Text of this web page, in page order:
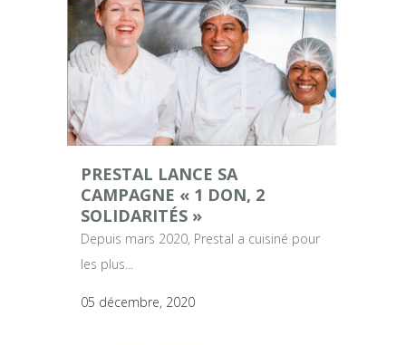
PRESTAL LANCE SA
CAMPAGNE « 1 DON, 2
SOLIDARITÉS »
Depuis mars 2020, Prestal a cuisiné pour
les plus...
05 décembre, 2020